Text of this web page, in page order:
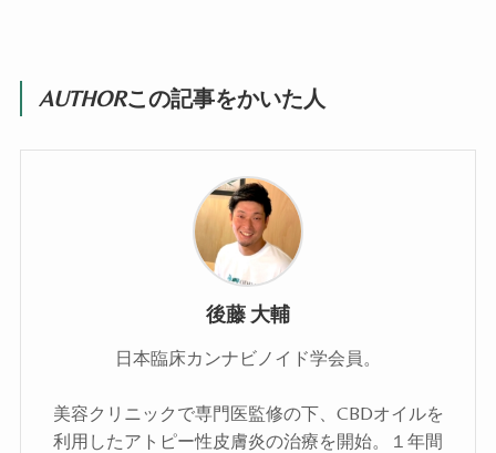
AUTHORこの記事をかいた人
後藤 大輔
日本臨床カンナビノイド学会員。
美容クリニックで専門医監修の下、CBDオイルを
利用したアトピー性皮膚炎の治療を開始。１年間